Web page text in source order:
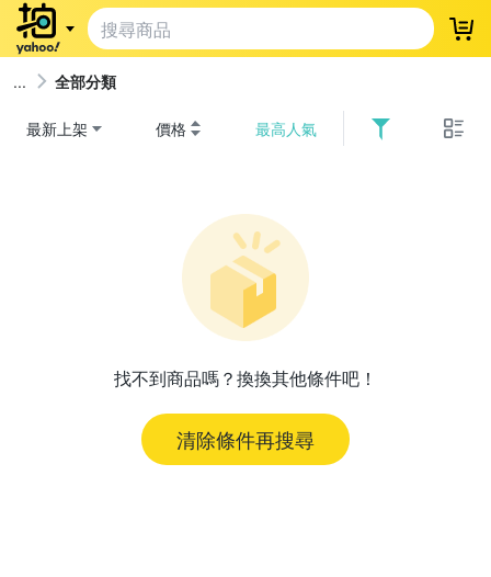
登
全部分類
最新上架 價格 最高人氣
找不到商品嗎？換換其他條件吧！
清除條件再搜尋